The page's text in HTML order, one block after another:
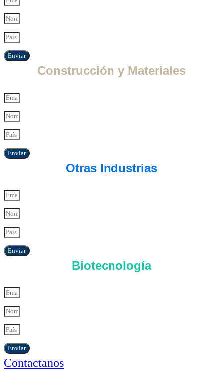
Enviar
Construcción y Materiales
Enviar
Otras Industrias
Enviar
Biotecnología
Enviar
Contactanos